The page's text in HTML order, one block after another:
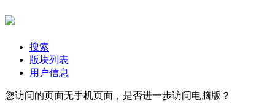
搜索
版块列表
用户信息
您访问的页面无手机页面，是否进一步访问电脑版？